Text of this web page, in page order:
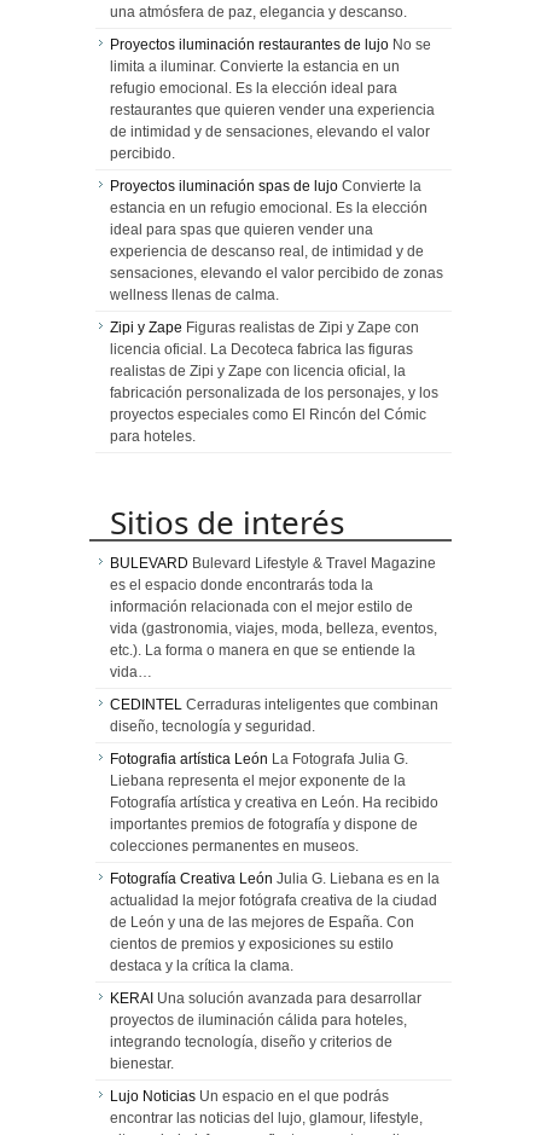
una atmósfera de paz, elegancia y descanso.
Proyectos iluminación restaurantes de lujo No se
limita a iluminar. Convierte la estancia en un
refugio emocional. Es la elección ideal para
restaurantes que quieren vender una experiencia
de intimidad y de sensaciones, elevando el valor
percibido.
Proyectos iluminación spas de lujo Convierte la
estancia en un refugio emocional. Es la elección
ideal para spas que quieren vender una
experiencia de descanso real, de intimidad y de
sensaciones, elevando el valor percibido de zonas
wellness llenas de calma.
Zipi y Zape Figuras realistas de Zipi y Zape con
licencia oficial. La Decoteca fabrica las figuras
realistas de Zipi y Zape con licencia oficial, la
fabricación personalizada de los personajes, y los
proyectos especiales como El Rincón del Cómic
para hoteles.
Sitios de interés
BULEVARD Bulevard Lifestyle & Travel Magazine
es el espacio donde encontrarás toda la
información relacionada con el mejor estilo de
vida (gastronomia, viajes, moda, belleza, eventos,
etc.). La forma o manera en que se entiende la
vida…
CEDINTEL Cerraduras inteligentes que combinan
diseño, tecnología y seguridad.
Fotografia artística León La Fotografa Julia G.
Liebana representa el mejor exponente de la
Fotografía artística y creativa en León. Ha recibido
importantes premios de fotografía y dispone de
colecciones permanentes en museos.
Fotografía Creativa León Julia G. Liebana es en la
actualidad la mejor fotógrafa creativa de la ciudad
de León y una de las mejores de España. Con
cientos de premios y exposiciones su estilo
destaca y la crítica la clama.
KERAI Una solución avanzada para desarrollar
proyectos de iluminación cálida para hoteles,
integrando tecnología, diseño y criterios de
bienestar.
Lujo Noticias Un espacio en el que podrás
encontrar las noticias del lujo, glamour, lifestyle,